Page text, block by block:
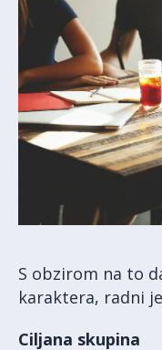
S obzirom na to
karaktera, radni
Ciljana skupina